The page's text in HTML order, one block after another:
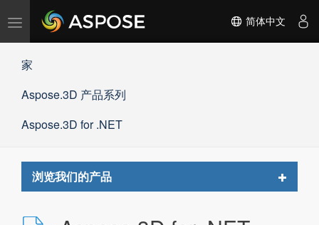
切
航
简体中文
家
Aspose.3D 产品系列
Aspose.3D for .NET
浏览我们的产品
Toggle